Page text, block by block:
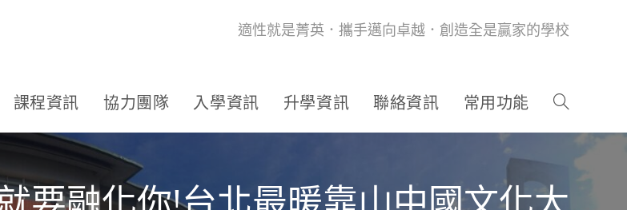
適性就是菁英．攜手邁向卓越．創造全是贏家的學校
課程資訊 協力團隊 入學資訊 升學資訊 聯絡資訊 常用功能